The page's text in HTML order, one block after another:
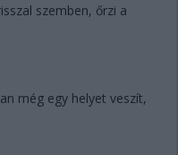
szemben, őrzi a
még egy helyet veszít,